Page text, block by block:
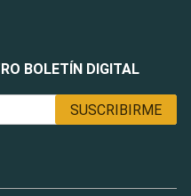
BOLETÍN DIGITAL